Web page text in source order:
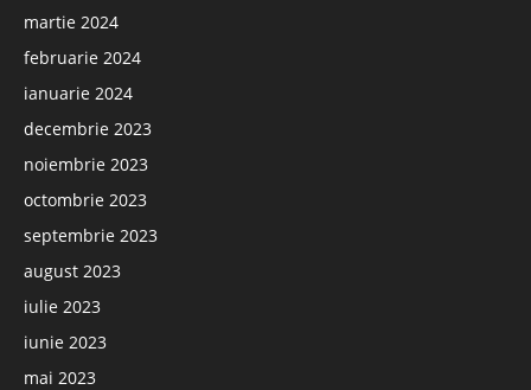
martie 2024
februarie 2024
ianuarie 2024
decembrie 2023
noiembrie 2023
octombrie 2023
septembrie 2023
august 2023
iulie 2023
iunie 2023
mai 2023